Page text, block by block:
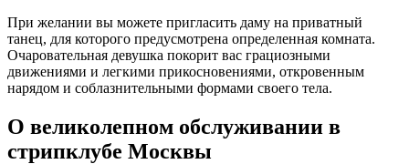
При желании вы можете пригласить даму на приватный
танец, для которого предусмотрена определенная комната.
Очаровательная девушка покорит вас грациозными
движениями и легкими прикосновениями, откровенным
нарядом и соблазнительными формами своего тела.
О великолепном обслуживании в
стрипклубе Москвы